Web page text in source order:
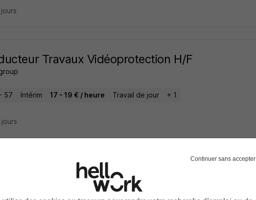
Travaux Vidéoprotection H/F
57 Intérim 17 - 19 € / heure Travail de jour + 1
- Conducteur SPL Porte Engins H/F
Continuer sans accepter